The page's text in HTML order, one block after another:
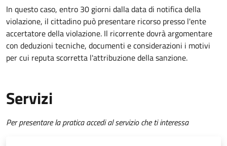
In questo caso, entro 30 giorni dalla data di notifica della
violazione, il cittadino può presentare ricorso presso l'ente
accertatore della violazione. Il ricorrente dovrà argomentare
con deduzioni tecniche, documenti e considerazioni i motivi
per cui reputa scorretta l'attribuzione della sanzione.
Servizi
Per presentare la pratica accedi al servizio che ti interessa